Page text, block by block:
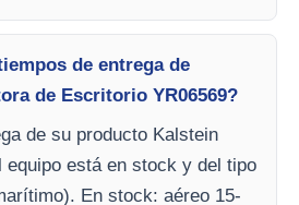
de entrega de
de Escritorio YR06569?
de su producto Kalstein
equipo está en stock y del tipo
En stock: aéreo 15-